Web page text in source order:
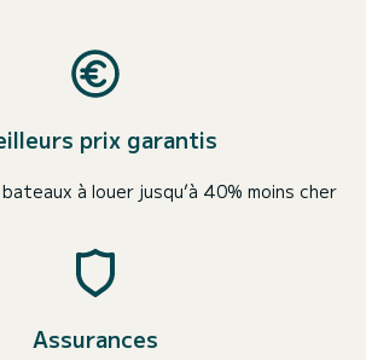
prix garantis
à louer jusqu’à 40% moins cher
Assurances